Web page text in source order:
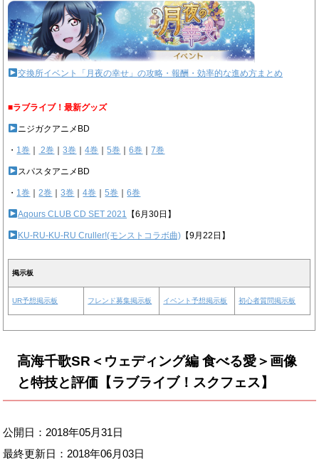
交換所イベント「月夜の幸せ」の攻略・報酬・効率的な進め方まとめ
■ラブライブ！最新グッズ
ニジガクアニメBD
・ 1巻 2巻 ｜3巻 ｜4巻 ｜5巻 ｜6巻 ｜7巻
スパスタアニメBD
・ 1巻 ｜2巻 ｜3巻 ｜4巻 ｜5巻 ｜6巻
Aqours CLUB CD SET 2021 【6月30日】
KU-RU-KU-RU Cruller!(モンストコラボ曲) 【9月22日】
掲示板
UR予想掲示板 フレンド募集掲示板 イベント予想掲示板 初心者質問掲示板
高海千歌SR＜ウェディング編 食べる愛＞画像
と特技と評価【ラブライブ！スクフェス】
公開日：2018年05月31日
最終更新日： 2018年06月03日